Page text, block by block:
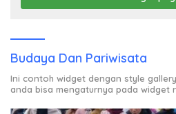
Budaya Dan Pariwisata
Ini contoh widget dengan style
anda bisa mengaturnya pada widget